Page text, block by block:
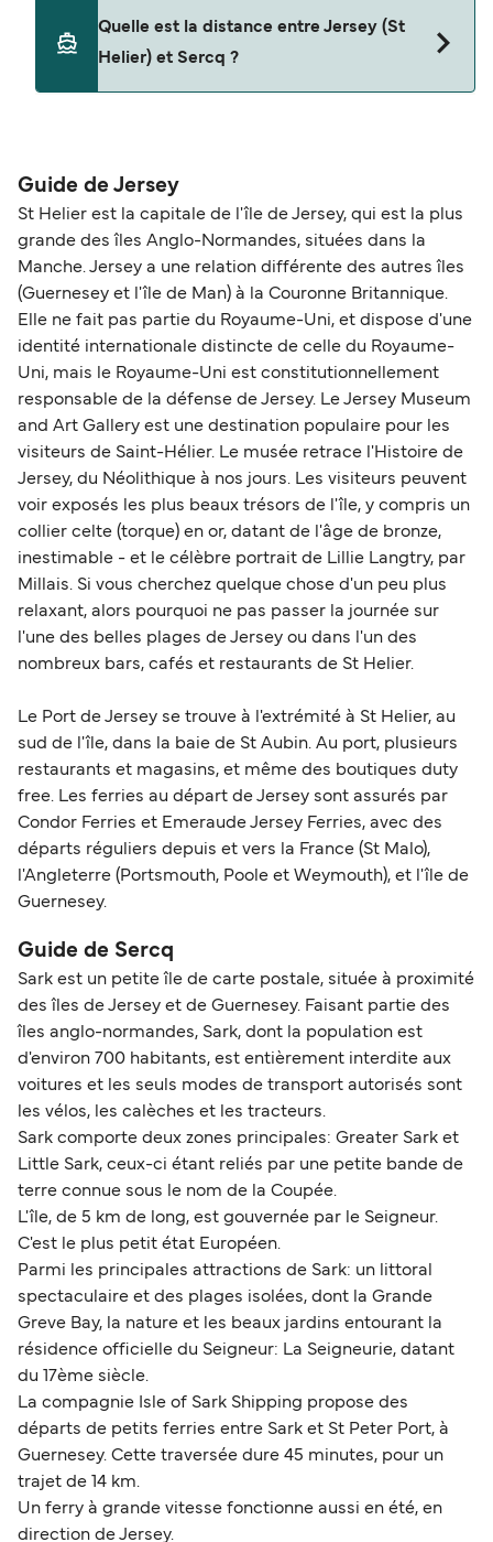
pas autorisés à bord pour les traversées entre
Jersey (St Helier) et Sercq.
Quelle est la distance entre Jersey (St
Helier) et Sercq ?
Guide de Jersey
St Helier est la capitale de l'île de Jersey, qui est la plus
grande des îles Anglo-Normandes, situées dans la
Manche. Jersey a une relation différente des autres îles
(Guernesey et l'île de Man) à la Couronne Britannique.
Elle ne fait pas partie du Royaume-Uni, et dispose d'une
identité internationale distincte de celle du Royaume-
Uni, mais le Royaume-Uni est constitutionnellement
responsable de la défense de Jersey. Le Jersey Museum
and Art Gallery est une destination populaire pour les
visiteurs de Saint-Hélier. Le musée retrace l'Histoire de
Jersey, du Néolithique à nos jours. Les visiteurs peuvent
voir exposés les plus beaux trésors de l'île, y compris un
collier celte (torque) en or, datant de l'âge de bronze,
inestimable - et le célèbre portrait de Lillie Langtry, par
Millais. Si vous cherchez quelque chose d'un peu plus
relaxant, alors pourquoi ne pas passer la journée sur
l'une des belles plages de Jersey ou dans l'un des
nombreux bars, cafés et restaurants de St Helier.
Le Port de Jersey se trouve à l'extrémité à St Helier, au
sud de l'île, dans la baie de St Aubin. Au port, plusieurs
restaurants et magasins, et même des boutiques duty
free. Les ferries au départ de Jersey sont assurés par
Condor Ferries et Emeraude Jersey Ferries, avec des
départs réguliers depuis et vers la France (St Malo),
l'Angleterre (Portsmouth, Poole et Weymouth), et l'île de
Guernesey.
Guide de Sercq
Sark est un petite île de carte postale, située à proximité
des îles de Jersey et de Guernesey. Faisant partie des
îles anglo-normandes, Sark, dont la population est
d'environ 700 habitants, est entièrement interdite aux
voitures et les seuls modes de transport autorisés sont
les vélos, les calèches et les tracteurs.
Sark comporte deux zones principales: Greater Sark et
Little Sark, ceux-ci étant reliés par une petite bande de
terre connue sous le nom de la Coupée.
L'île, de 5 km de long, est gouvernée par le Seigneur.
C'est le plus petit état Européen.
Parmi les principales attractions de Sark: un littoral
spectaculaire et des plages isolées, dont la Grande
Greve Bay, la nature et les beaux jardins entourant la
résidence officielle du Seigneur: La Seigneurie, datant
du 17ème siècle.
La compagnie Isle of Sark Shipping propose des
départs de petits ferries entre Sark et St Peter Port, à
Guernesey. Cette traversée dure 45 minutes, pour un
trajet de 14 km.
Un ferry à grande vitesse fonctionne aussi en été, en
direction de Jersey.